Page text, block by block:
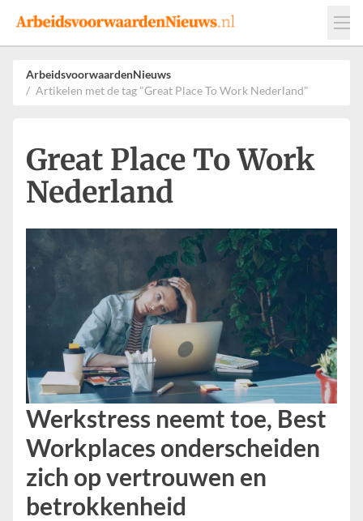
Events
Adverteren
Leveranciers
Werkgevers
ArbeidsvoorwaardenNieuws
Artikelen met de tag "Great Place To Work Nederland"
Great Place To Work
Nederland
Werkstress neemt toe, Best
Workplaces onderscheiden
zich op vertrouwen en
betrokkenheid